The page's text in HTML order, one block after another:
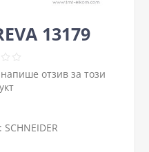
13179
отзив за този
SCHNEIDER